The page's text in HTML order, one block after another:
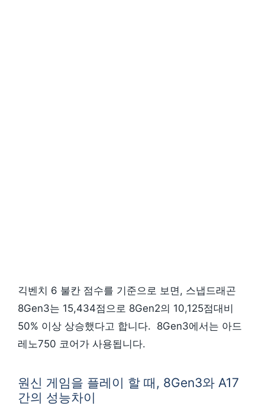
긱벤치 6 불칸 점수를 기준으로 보면, 스냅드래곤
8Gen3는 15,434점으로 8Gen2의 10,125점대비
50% 이상 상승했다고 합니다. 8Gen3에서는 아드
레노750 코어가 사용됩니다.
원신 게임을 플레이 할 때, 8Gen3와 A17
간의 성능차이